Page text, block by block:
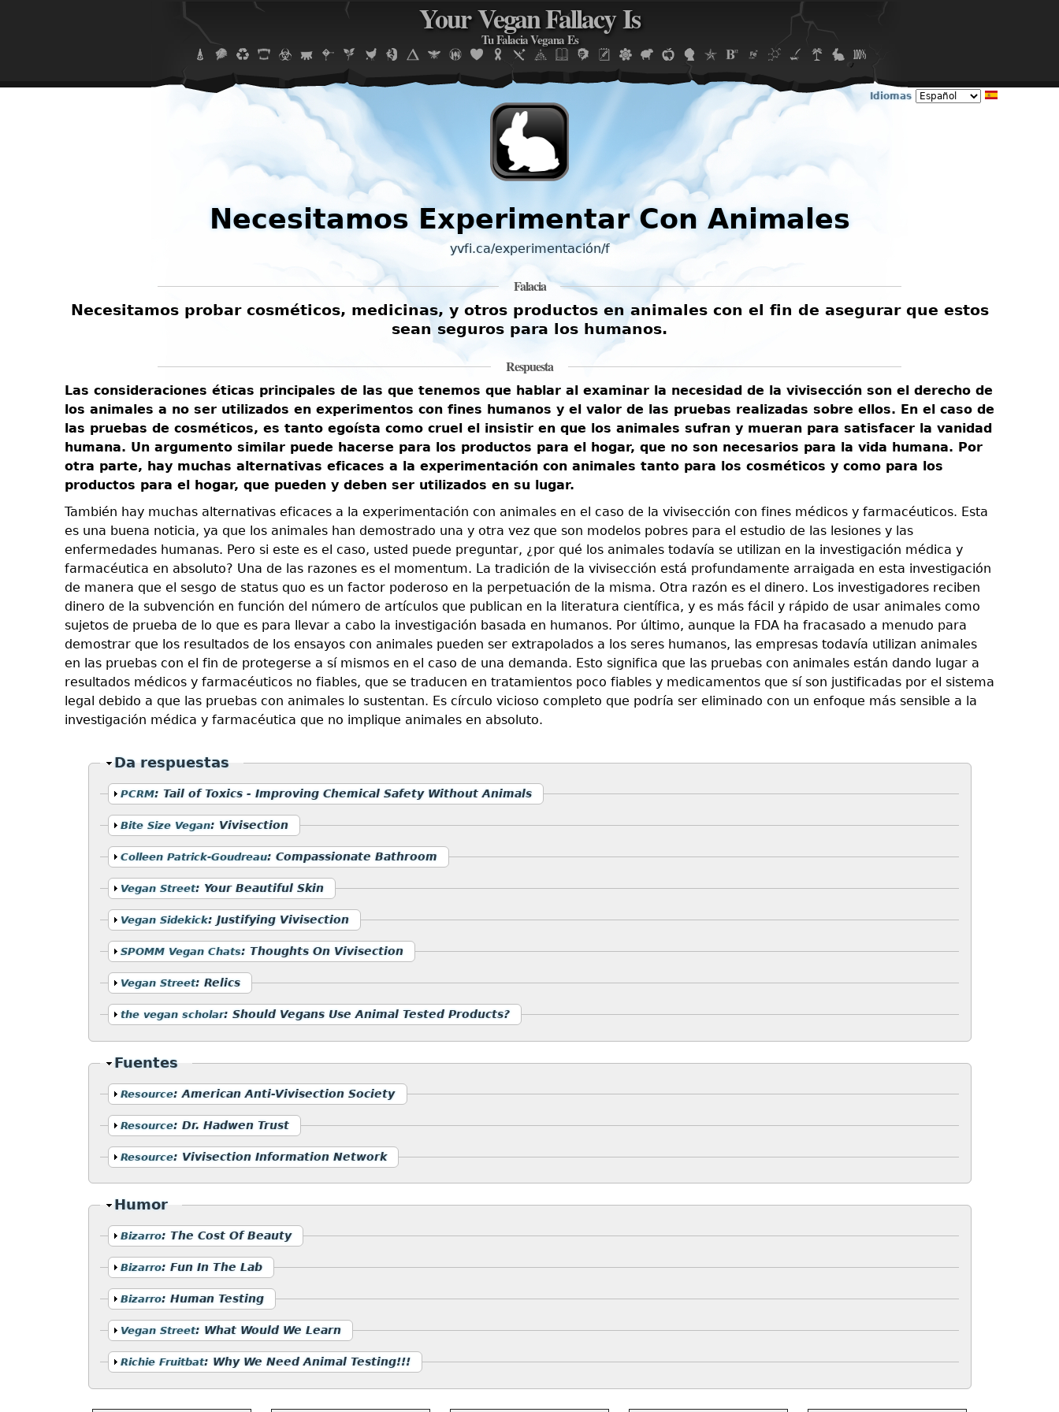
Jump to navigation
Idiomas
Your Vegan Fallacy Is
Tu Falacia Vegana Es
Necesitamos Experimentar Con Animales
yvfi.ca/experimentación/f
Falacia
Necesitamos probar cosméticos, medicinas, y otros productos en animales con el fin de asegurar que estos
sean seguros para los humanos.
Respuesta
Las consideraciones éticas principales de las que tenemos que hablar al examinar la necesidad de la vivisección son el derecho de
los animales a no ser utilizados en experimentos con fines humanos y el valor de las pruebas realizadas sobre ellos. En el caso de
las pruebas de cosméticos, es tanto egoísta como cruel el insistir en que los animales sufran y mueran para satisfacer la vanidad
humana. Un argumento similar puede hacerse para los productos para el hogar, que no son necesarios para la vida humana. Por
otra parte, hay muchas alternativas eficaces a la experimentación con animales tanto para los cosméticos y como para los
productos para el hogar, que pueden y deben ser utilizados en su lugar.
También hay muchas alternativas eficaces a la experimentación con animales en el caso de la vivisección con fines médicos y farmacéuticos. Esta
es una buena noticia, ya que los animales han demostrado una y otra vez que son modelos pobres para el estudio de las lesiones y las
enfermedades humanas. Pero si este es el caso, usted puede preguntar, ¿por qué los animales todavía se utilizan en la investigación médica y
farmacéutica en absoluto? Una de las razones es el momentum. La tradición de la vivisección está profundamente arraigada en esta investigación
de manera que el sesgo de status quo es un factor poderoso en la perpetuación de la misma. Otra razón es el dinero. Los investigadores reciben
dinero de la subvención en función del número de artículos que publican en la literatura científica, y es más fácil y rápido de usar animales como
sujetos de prueba de lo que es para llevar a cabo la investigación basada en humanos. Por último, aunque la FDA ha fracasado a menudo para
demostrar que los resultados de los ensayos con animales pueden ser extrapolados a los seres humanos, las empresas todavía utilizan animales
en las pruebas con el fin de protegerse a sí mismos en el caso de una demanda. Esto significa que las pruebas con animales están dando lugar a
resultados médicos y farmacéuticos no fiables, que se traducen en tratamientos poco fiables y medicamentos que sí son justificadas por el sistema
legal debido a que las pruebas con animales lo sustentan. Es círculo vicioso completo que podría ser eliminado con un enfoque más sensible a la
investigación médica y farmacéutica que no implique animales en absoluto.
Ocultar
Da respuestas
Mostrar
PCRM: Tail of Toxics - Improving Chemical Safety Without Animals
Mostrar
Bite Size Vegan: Vivisection
Mostrar
Colleen Patrick-Goudreau: Compassionate Bathroom
Mostrar
Vegan Street: Your Beautiful Skin
Mostrar
Vegan Sidekick: Justifying Vivisection
Mostrar
SPOMM Vegan Chats: Thoughts On Vivisection
Mostrar
Vegan Street: Relics
Mostrar
the vegan scholar: Should Vegans Use Animal Tested Products?
Ocultar
Fuentes
Mostrar
Resource:American Anti-Vivisection Society
Mostrar
Resource: Dr. Hadwen Trust
Mostrar
Resource: Vivisection Information Network
Ocultar
Humor
Mostrar
Bizarro: The Cost Of Beauty
Mostrar
Bizarro: Fun In The Lab
Mostrar
Bizarro: Human Testing
Mostrar
Vegan Street: What Would We Learn
Mostrar
Richie Fruitbat: Why We Need Animal Testing!!!